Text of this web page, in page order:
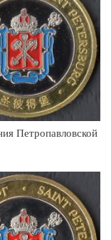
Петропавловской